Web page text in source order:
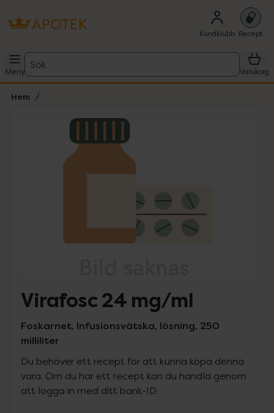
Kundklubb Recept
Meny
Sök
Varukorg
Hem
Lista: . Innehåller 1 objekt.
Virafosc 24 mg/ml
Foskarnet, Infusionsvätska, lösning, 250
milliliter
Du behöver ett recept för att kunna köpa denna
vara. Om du har ett recept kan du handla genom
att logga in med ditt bank-ID.